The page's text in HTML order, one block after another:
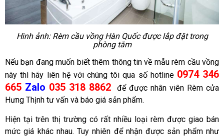
Hình ảnh: Rèm cầu vồng Hàn Quốc được lắp đặt trong
phòng tắm
Nếu bạn đang muốn biết thêm thông tin về mẫu rèm cầu vồng
này thì hãy liên hệ với chúng tôi qua số hotline 0974 346
665 Zalo 035 318 8862 để được nhân viên Rèm cửa
Hưng Thịnh tư vấn và báo giá sản phẩm.
Hiện tại trên thị trường có rất nhiều loại rèm được giao bán
mức giá khác nhau. Tuy nhiên để nhận được sản phẩm như